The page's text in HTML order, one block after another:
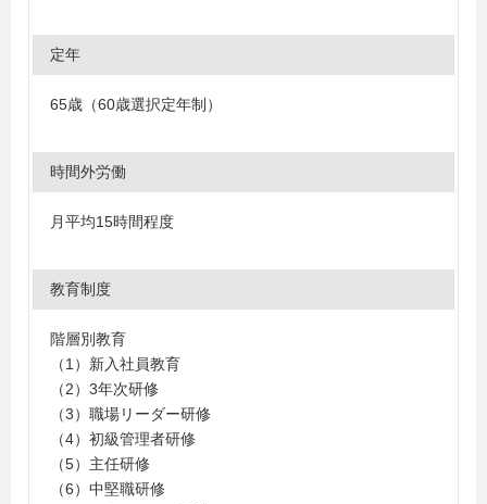
定年
65歳（60歳選択定年制）
時間外労働
月平均15時間程度
教育制度
階層別教育
（1）新入社員教育
（2）3年次研修
（3）職場リーダー研修
（4）初級管理者研修
（5）主任研修
（6）中堅職研修